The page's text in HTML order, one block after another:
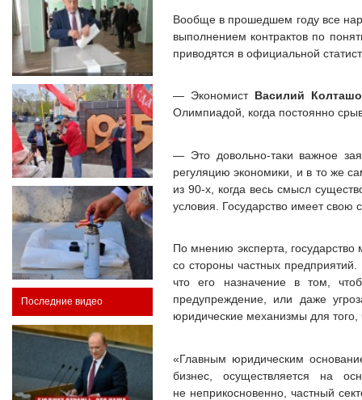
Последние видео
Вообще в прошедшем году все
выполнением контрактов по
приводятся в официальной
— Экономист Василий
Олимпиадой, когда постоянно
— Это довольно-таки важное
регуляцию экономики, и в то же
из 90-х, когда весь смысл
условия. Государство имеет свою
По мнению эксперта,
со стороны частных
что его назначение в том,
предупреждение, или даже
юридические механизмы для
«Главным юридическим
бизнес, осуществляется на
не неприкосновенно, частный